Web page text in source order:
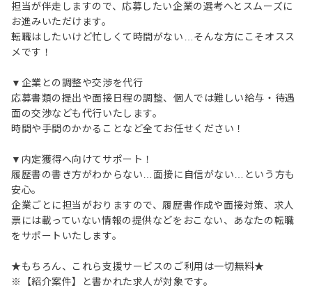
担当が伴走しますので、応募したい企業の選考へとスムーズに
お進みいただけます。
転職はしたいけど忙しくて時間がない…そんな方にこそオスス
メです！
▼企業との調整や交渉を代行
応募書類の提出や面接日程の調整、個人では難しい給与・待遇
面の交渉なども代行いたします。
時間や手間のかかることなど全てお任せください！
▼内定獲得へ向けてサポート！
履歴書の書き方がわからない…面接に自信がない…という方も
安心。
企業ごとに担当がおりますので、履歴書作成や面接対策、求人
票には載っていない情報の提供などをおこない、あなたの転職
をサポートいたします。
★もちろん、これら支援サービスのご利用は一切無料★
※【紹介案件】と書かれた求人が対象です。